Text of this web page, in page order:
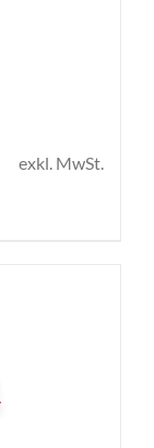
exkl. MwSt.